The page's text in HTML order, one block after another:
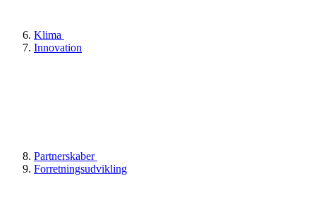
Klima
Innovation
Partnerskaber
Forretningsudvikling